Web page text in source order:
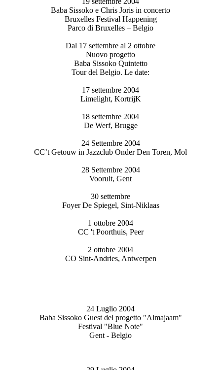
Baba Sissoko e Chris Joris in concerto
Bruxelles Festival Happening
Parco di Bruxelles – Belgio
Dal 17 settembre al 2 ottobre
Nuovo progetto
Baba Sissoko Quintetto
Tour del Belgio. Le date:
17 settembre 2004
Limelight, KortrijK
18 settembre 2004
De Werf, Brugge
24 Settembre 2004
CC’t Getouw in Jazzclub Onder Den Toren, Mol
28 Settembre 2004
Vooruit, Gent
30 settembre
Foyer De Spiegel, Sint-Niklaas
1 ottobre 2004
CC 't Poorthuis, Peer
2 ottobre 2004
CO Sint-Andries, Antwerpen
24 Luglio 2004
Baba Sissoko Guest del progetto "Almajaam"
Festival "Blue Note"
Gent - Belgio